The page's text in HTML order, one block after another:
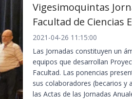
Vigesimoquintas
Facultad de Ciencias
2021-04-26 11:15:00
Las Jornadas constituyen un
equipos que desarrollan
Facultad. Las ponencias
sus colaboradores (becarios y
las Actas de las Jornadas